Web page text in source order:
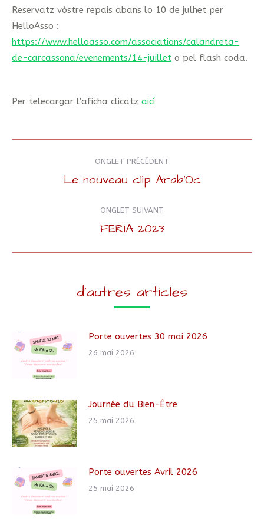
Reservatz vòstre repais abans lo 10 de julhet per
HelloAsso :
https://www.helloasso.com/associations/calandreta-
de-carcassona/evenements/14-juillet o pel flash coda.
Per telecargar l’aficha clicatz aicí
Navigation
commentaire
ONGLET PRÉCÉDENT
Onglet
Le nouveau clip Arab’Oc
ONGLET SUIVANT
Onglet
FERIA 2023
d'autres articles
Porte ouvertes 30 mai 2026
26 mai 2026
Journée du Bien-Être
25 mai 2026
Porte ouvertes Avril 2026
25 mai 2026